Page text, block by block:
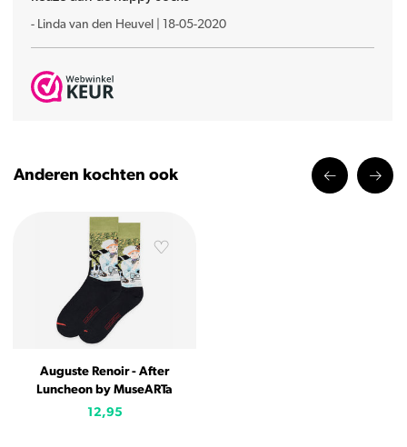
- Linda van den Heuvel 18-05-2020
Anderen kochten ook
Auguste Renoir - After
Luncheon by MuseARTa
12,95